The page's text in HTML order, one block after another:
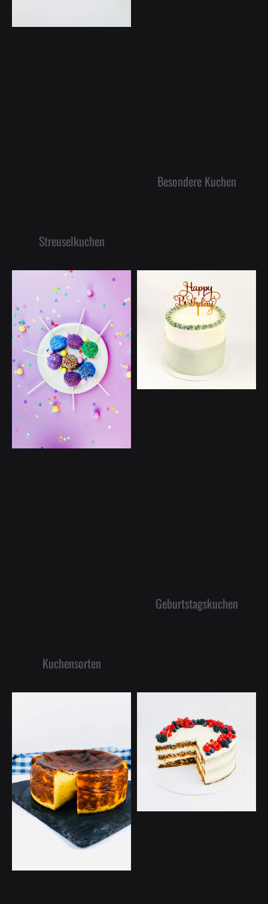
Streuselkuchen
Besondere Kuchen
Kuchensorten
Geburtstagskuchen